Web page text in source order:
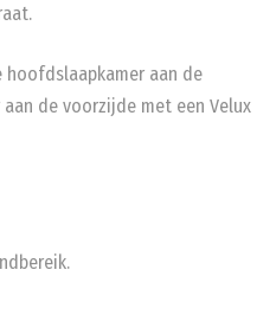
hoofdslaapkamer aan de
de voorzijde met een Velux